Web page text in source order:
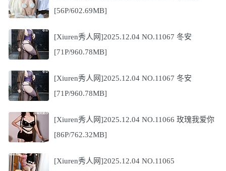
[56P/602.69MB]
[Xiuren秀人网]2025.12.04 NO.11067 冬安
[71P/960.78MB]
[Xiuren秀人网]2025.12.04 NO.11067 冬安
[71P/960.78MB]
[Xiuren秀人网]2025.12.04 NO.11066 玫瑰我爱你
[86P/762.32MB]
[Xiuren秀人网]2025.12.04 NO.11065